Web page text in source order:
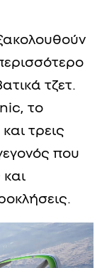
τζετ.
το
τρεις
που
και